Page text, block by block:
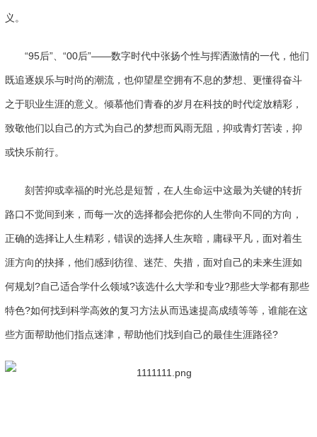
义。
“95后”、“00后”——数字时代中张扬个性与挥洒激情的一代，他们
既追逐娱乐与时尚的潮流，也仰望星空拥有不息的梦想、更懂得奋斗
之于职业生涯的意义。倾慕他们青春的岁月在科技的时代绽放精彩，
致敬他们以自己的方式为自己的梦想而风雨无阻，抑或青灯苦读，抑
或快乐前行。
刻苦抑或幸福的时光总是短暂，在人生命运中这最为关键的转折
路口不觉间到来，而每一次的选择都会把你的人生带向不同的方向，
正确的选择让人生精彩，错误的选择人生灰暗，庸碌平凡，面对着生
涯方向的抉择，他们感到彷徨、迷茫、失措，面对自己的未来生涯如
何规划?自己适合学什么领域?该选什么大学和专业?那些大学都有那些
特色?如何找到科学高效的复习方法从而迅速提高成绩等等，谁能在这
些方面帮助他们指点迷津，帮助他们找到自己的最佳生涯路径?